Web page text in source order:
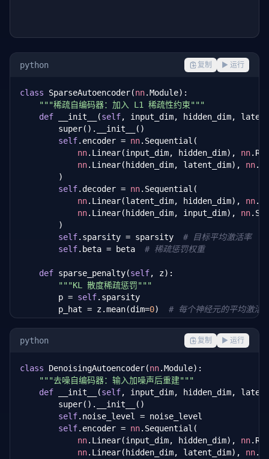
python 复制 ▶ 运行
class SparseAutoencoder(nn.Module):
"""稀疏自编码器：加入 L1 稀疏性约束"""
def __init__(self, input_dim, hidden_dim,
        super().__init__()
self.encoder = nn.Sequential(
nn.Linear(input_dim, hidden_dim), nn
nn.Linear(hidden_dim, latent_dim), nn
        )
self.decoder = nn.Sequential(
nn.Linear(latent_dim, hidden_dim), nn
nn.Linear(hidden_dim, input_dim), nn
        )
self.sparsity = sparsity # 目标平均激活率
self.beta = beta # 稀疏惩罚权重
def sparse_penalty(self, z):
"""KL 散度稀疏惩罚"""
        p =
self.sparsity
        p_hat = z.mean(dim=
0) # 每个神经元的平均激活
        p_hat =
torch.clamp(p_hat, 1e-8, 1 - 1e-8
.log(p / p_hat) + (1 - p) *
def forward(self, x):
        z =
self.encoder(x)
        x_recon =
self
.decoder(z)
        recon_loss =
nn
.MSELoss()(x_recon, x)
        loss = recon_loss +
self .beta *
return x_recon, z, loss
python 复制 ▶ 运行
class DenoisingAutoencoder(nn.Module):
"""去噪自编码器：输入加噪声后重建"""
def __init__(self, input_dim, hidden_dim,
        super().__init__()
self.noise_level = noise_level
self.encoder = nn.Sequential(
nn.Linear(input_dim, hidden_dim), nn
nn.Linear(hidden_dim, latent_dim), nn